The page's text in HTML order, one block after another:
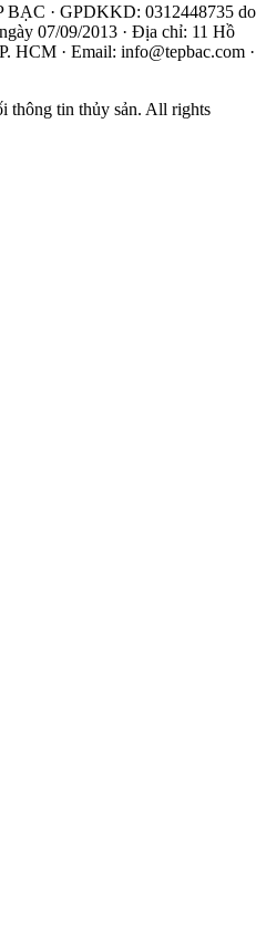
· GPDKKD: 0312448735 do
07/09/2013 · Địa chỉ: 11 Hồ
HCM · Email: info@tepbac.com ·
thông tin thủy sản. All rights